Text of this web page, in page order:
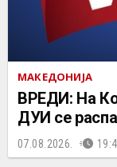
МАКЕДОНИЈА
ВРЕДИ: На
ДУИ се
07.08.2026.